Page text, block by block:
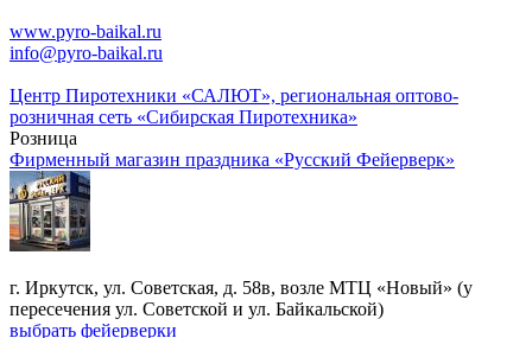
www.pyro-baikal.ru
info@pyro-baikal.ru
Центр Пиротехники «САЛЮТ», региональная оптово-
розничная сеть «Сибирская Пиротехника»
Розница
Фирменный магазин праздника «Русский Фейерверк»
г. Иркутск, ул. Советская, д. 58в, возле МТЦ «Новый» (у
пересечения ул. Советской и ул. Байкальской)
выбрать фейерверки